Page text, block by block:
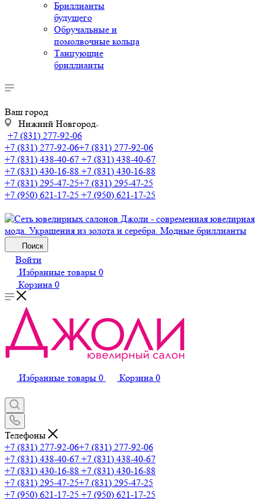
Бриллианты
будущего
Обручальные и
помолвочные кольца
Танцующие
бриллианты
Ваш город
Нижний Новгород
+7 (831) 277-92-06
+7 (831) 277-92-06+7 (831) 277-92-06
+7 (831) 438-40-67 +7 (831) 438-40-67
+7 (831) 430-16-88 +7 (831) 430-16-88
+7 (831) 295-47-25+7 (831) 295-47-25
+7 (950) 621-17-25 +7 (950) 621-17-25
Поиск
Войти
Избранные товары 0
Корзина 0
Избранные товары 0 Корзина 0
Телефоны
+7 (831) 277-92-06+7 (831) 277-92-06
+7 (831) 438-40-67 +7 (831) 438-40-67
+7 (831) 430-16-88 +7 (831) 430-16-88
+7 (831) 295-47-25+7 (831) 295-47-25
+7 (950) 621-17-25 +7 (950) 621-17-25